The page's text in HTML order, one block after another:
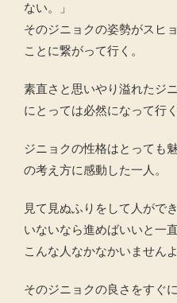
ない。」
そのジニョクの姿勢がスヒ
ことに繋がって行く。
素直さと思いやり溢れたジ
にとっては必然になって行く
ジニョクの性格はとっても
の考え方に感動した一人。
見て見ぬふりをして人がで
いないなら進めばいいと一
こんな人なかなかいませんよ
そのジニョクの良さをすぐ